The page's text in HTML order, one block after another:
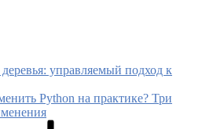
управляемый подход к
Python на практике? Три